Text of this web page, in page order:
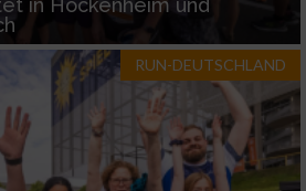
in Hockenheim und
RUN-DEUTSCHLAND